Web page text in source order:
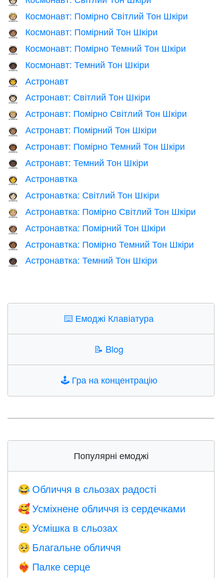
🧑🏼‍🚀 Космонавт: Помірно Світлий Тон Шкіри
🧑🏽‍🚀 Космонавт: Помірний Тон Шкіри
🧑🏾‍🚀 Космонавт: Помірно Темний Тон Шкіри
🧑🏿‍🚀 Космонавт: Темний Тон Шкіри
👨‍🚀 Астронавт
👨🏻‍🚀 Астронавт: Світлий Тон Шкіри
👨🏼‍🚀 Астронавт: Помірно Світлий Тон Шкіри
👨🏽‍🚀 Астронавт: Помірний Тон Шкіри
👨🏾‍🚀 Астронавт: Помірно Темний Тон Шкіри
👨🏿‍🚀 Астронавт: Темний Тон Шкіри
👩‍🚀 Астронавтка
👩🏻‍🚀 Астронавтка: Світлий Тон Шкіри
👩🏼‍🚀 Астронавтка: Помірно Світлий Тон Шкіри
👩🏽‍🚀 Астронавтка: Помірний Тон Шкіри
👩🏾‍🚀 Астронавтка: Помірно Темний Тон Шкіри
👩🏿‍🚀 Астронавтка: Темний Тон Шкіри
⌨️ Емоджі Клавіатура
📝 Blog
🕹️ Гра на концентрацію
Популярні емоджі
😂 Обличчя в сльозах радості
🥰 Усміхнене обличчя із сердечками
🥲 Усмішка в сльозах
🥺 Благальне обличчя
❤️‍🔥 Палке серце